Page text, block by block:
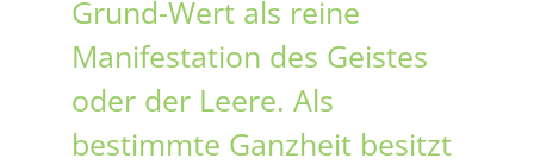
Grund-Wert als reine
Manifestation des Geistes
oder der Leere. Als
bestimmte Ganzheit besitzt